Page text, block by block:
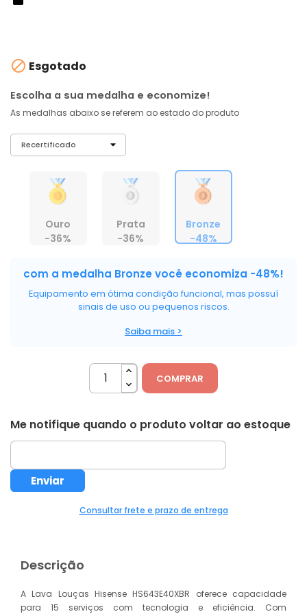
 Esgotado
Escolha a sua medalha e economize!
As medalhas abaixo se referem ao estado do produto
Ouro
-36%
Prata
-36%
Bronze
-48%
com a medalha Bronze você economiza -48%!
Equipamento em ótima condição funcional, mas possuí
sinais de uso ou pequenos riscos.
Saiba mais >
COMPRAR
Me notifique quando o produto voltar ao estoque
Consultar frete e prazo de entrega
Descrição
A Lava Louças Hisense HS643E40XBR oferece capacidade
para 15 serviços com tecnologia e eficiência. Com